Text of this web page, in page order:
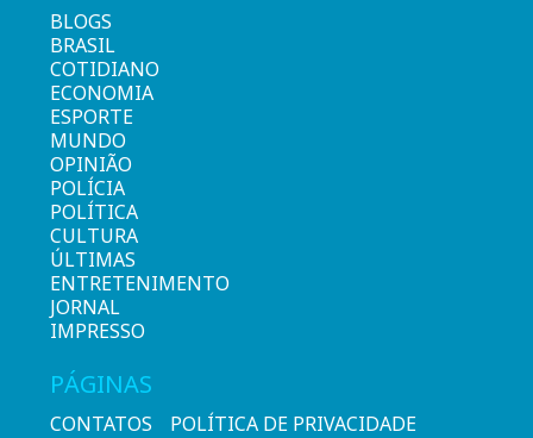
BLOGS
BRASIL
COTIDIANO
ECONOMIA
ESPORTE
MUNDO
OPINIÃO
POLÍCIA
POLÍTICA
CULTURA
ÚLTIMAS
ENTRETENIMENTO
JORNAL
IMPRESSO
PÁGINAS
CONTATOS POLÍTICA DE PRIVACIDADE